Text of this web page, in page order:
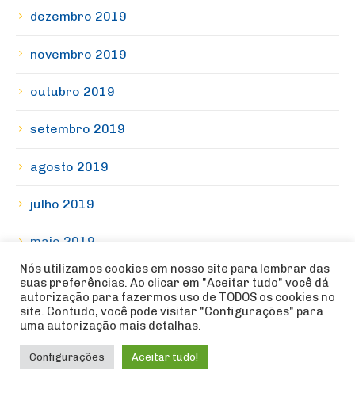
dezembro 2019
novembro 2019
outubro 2019
setembro 2019
agosto 2019
julho 2019
maio 2019
abril 2019
março 2019
fevereiro 2019
Nós utilizamos cookies em nosso site para lembrar das
suas preferências. Ao clicar em "Aceitar tudo" você dá
autorização para fazermos uso de TODOS os cookies no
site. Contudo, você pode visitar "Configurações" para
uma autorização mais detalhas.
Configurações Aceitar tudo!